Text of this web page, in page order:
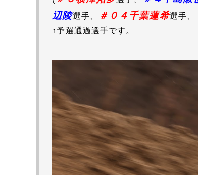
辺陵選手、 ＃０４千葉蓮希選手、
↑予選通過選手です。